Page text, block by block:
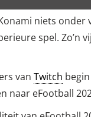
niets onder
spel.
van Twitch
naar eFootball